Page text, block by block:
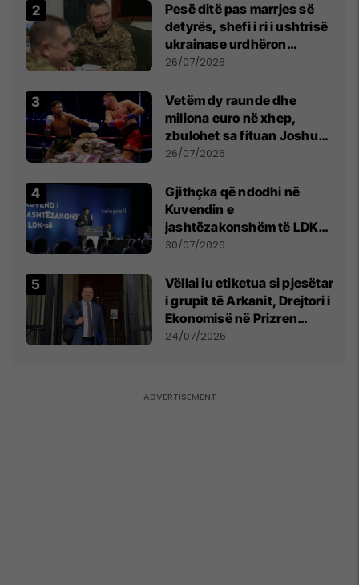
Pesë ditë pas marrjes së
detyrës, shefi i ri i ushtrisë
ukrainase urdhëron
kontroll të madh
26/07/2026
Vetëm dy raunde dhe
miliona euro në xhep,
zbulohet sa fituan Joshua
e Prenga
26/07/2026
Gjithçka që ndodhi në
Kuvendin e
jashtëzakonshëm të LDK-
së
30/07/2026
Vëllai iu etiketua si pjesëtar
i grupit të Arkanit, Drejtori i
Ekonomisë në Prizren
mohon pretendimet
24/07/2026